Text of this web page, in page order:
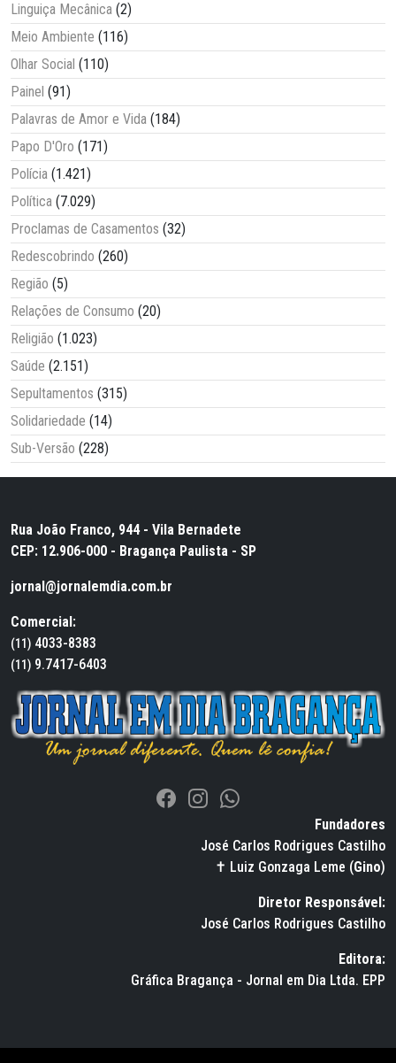
Linguiça Mecânica (2)
Meio Ambiente (116)
Olhar Social (110)
Painel (91)
Palavras de Amor e Vida (184)
Papo D'Oro (171)
Polícia (1.421)
Política (7.029)
Proclamas de Casamentos (32)
Redescobrindo (260)
Região (5)
Relações de Consumo (20)
Religião (1.023)
Saúde (2.151)
Sepultamentos (315)
Solidariedade (14)
Sub-Versão (228)
Rua João Franco, 944 - Vila Bernadete
CEP: 12.906-000 - Bragança Paulista - SP
jornal@jornalemdia.com.br
Comercial:
(11) 4033-8383
(11) 9.7417-6403
Fundadores
José Carlos Rodrigues Castilho
✝ Luiz Gonzaga Leme (Gino)
Diretor Responsável:
José Carlos Rodrigues Castilho
Editora:
Gráfica Bragança - Jornal em Dia Ltda. EPP